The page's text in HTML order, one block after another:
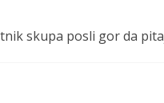
skupa posli gor da